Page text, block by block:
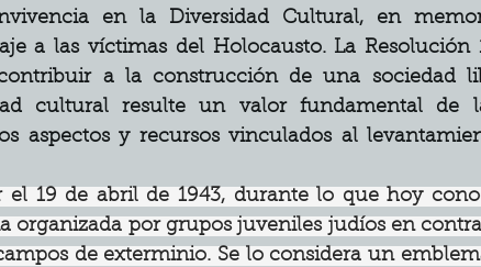
en la Diversidad Cultural, en
a las víctimas del Holocausto. La Resolución
a la construcción de una sociedad
cultural resulte un valor fundamental de
aspectos y recursos vinculados al
19 de abril de 1943, durante lo que hoy
organizada por grupos juveniles judíos en
de exterminio. Se lo considera un